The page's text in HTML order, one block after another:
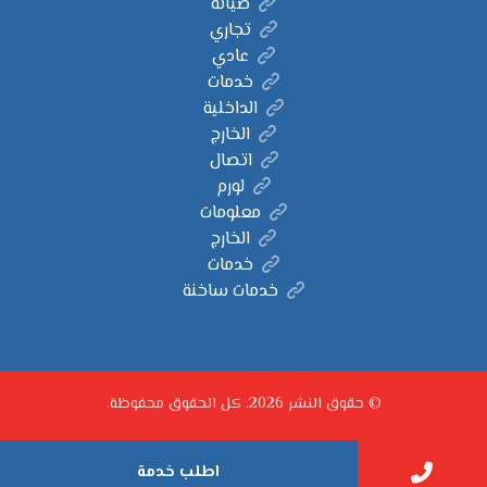
تجاري
عادي
خدمات
الداخلية
الخارج
اتصال
لورم
معلومات
الخارج
خدمات
خدمات ساخنة
© حقوق النشر 2026. كل الحقوق محفوظة.
اطلب خدمة